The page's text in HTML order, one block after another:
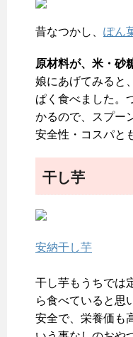
昔なつかし、 ぽん
原材料が、米・砂
娘にあげてみると
ぱく食べました。
かるので、スプー
安全性・コスパと
干し芋
安納干し芋
干し芋もうちでは
ら食べていると思
安全で、栄養価も